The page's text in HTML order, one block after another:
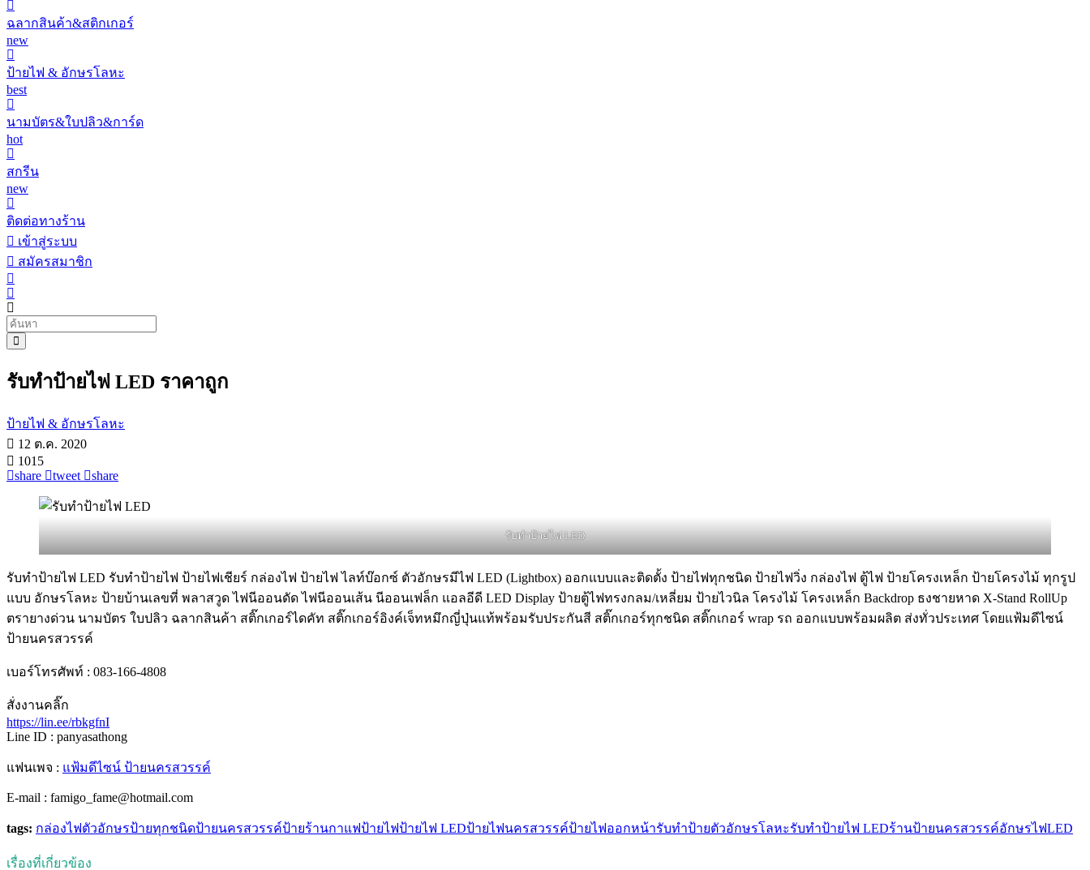
ฉลากสินค้า&สติกเกอร์
new
ป้ายไฟ & อักษรโลหะ
best
นามบัตร&ใบปลิว&การ์ด
hot
สกรีน
new
ติดต่อทางร้าน
เข้าสู่ระบบ
สมัครสมาชิก
รับทําป้ายไฟ LED ราคาถูก
ป้ายไฟ & อักษรโลหะ
12 ต.ค. 2020
1015
share
tweet share
รับทําป้ายไฟ LED
รับทําป้ายไฟ LED รับทำป้ายไฟ ป้ายไฟเชียร์ กล่องไฟ ป้ายไฟ ไลท์บ๊อกซ์ ตัวอักษรมีไฟ LED (Lightbox) ออกแบบและติดตั้ง ป้ายไฟทุกชนิด ป้ายไฟวิ่ง กล่องไฟ ตู้ไฟ ป้ายโครงเหล็ก ป้ายโครงไม้ ทุกรูป
แบบ อักษรโลหะ ป้ายบ้านเลขที่ พลาสวูด ไฟนีออนดัด ไฟนีออนเส้น นีออนเฟล็ก แอลอีดี LED Display ป้ายตู้ไฟทรงกลม/เหลี่ยม ป้ายไวนิล โครงไม้ โครงเหล็ก Backdrop ธงชายหาด X-Stand RollUp
ตรายางด่วน นามบัตร ใบปลิว ฉลากสินค้า สติ๊กเกอร์ไดคัท สติ๊กเกอร์อิงค์เจ็ทหมึกญี่ปุ่นแท้พร้อมรับประกันสี สติ๊กเกอร์ทุกชนิด สติ๊กเกอร์ wrap รถ ออกแบบพร้อมผลิต ส่งทั่วประเทศ โดยแฟ้มดีไซน์
ป้ายนครสวรรค์
เบอร์โทรศัพท์ : 083-166-4808
สั่งงานคลิ๊ก
https://lin.ee/rbkgfnI
Line ID : panyasathong
แฟนเพจ : แฟ้มดีไซน์ ป้ายนครสวรรค์
E-mail : famigo_fame@hotmail.com
tags: กล่องไฟตัวอักษรป้ายทุกชนิดป้ายนครสวรรค์ป้ายร้านกาแฟป้ายไฟป้ายไฟ LEDป้ายไฟนครสวรรค์ป้ายไฟออกหน้ารับทำป้ายตัวอักษรโลหะรับทําป้ายไฟ LEDร้านป้ายนครสวรรค์อักษรไฟLED
เรื่องที่เกี่ยวข้อง